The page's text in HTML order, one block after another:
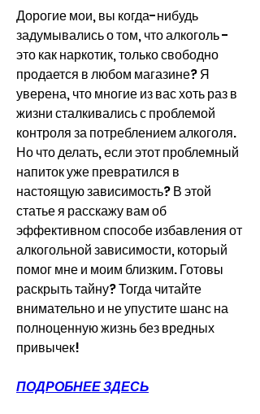
Дорогие мои, вы когда-нибудь
задумывались о том, что алкоголь -
это как наркотик, только свободно
продается в любом магазине? Я
уверена, что многие из вас хоть раз в
жизни сталкивались с проблемой
контроля за потреблением алкоголя.
Но что делать, если этот проблемный
напиток уже превратился в
настоящую зависимость? В этой
статье я расскажу вам об
эффективном способе избавления от
алкогольной зависимости, который
помог мне и моим близким. Готовы
раскрыть тайну? Тогда читайте
внимательно и не упустите шанс на
полноценную жизнь без вредных
привычек!
ПОДРОБНЕЕ ЗДЕСЬ